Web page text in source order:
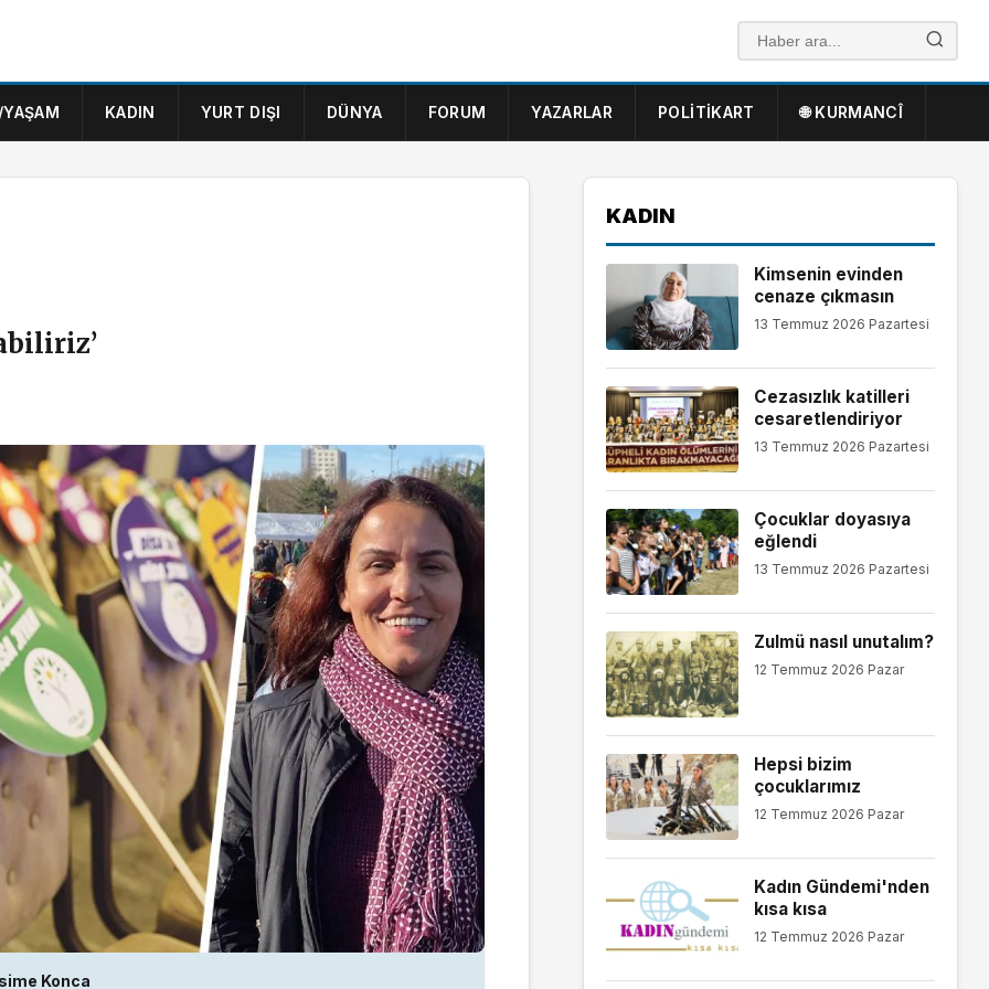
KADIN YURT DIŞI DÜNYA FORUM YAZARLAR POLITIKART 🌐 KURMANCÎ
Konca
KADIN
Kimsenin evinden
cenaze çıkmasın
13 Temmuz 2026 Pazartesi
Cezasızlık katilleri
cesaretlendiriyor
13 Temmuz 2026 Pazartesi
Çocuklar doyasıya
eğlendi
13 Temmuz 2026 Pazartesi
Zulmü nasıl unutalım?
12 Temmuz 2026 Pazar
Hepsi bizim
çocuklarımız
12 Temmuz 2026 Pazar
Kadın Gündemi'nden
kısa kısa
12 Temmuz 2026 Pazar